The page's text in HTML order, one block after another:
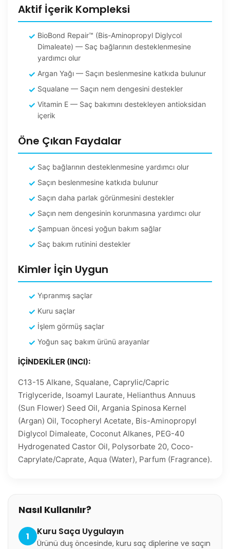
Aktif İçerik Kompleksi
BioBond Repair™ (Bis-Aminopropyl Diglycol
Dimaleate) — Saç bağlarının desteklenmesine
yardımcı olur
Argan Yağı — Saçın beslenmesine katkıda bulunur
Squalane — Saçın nem dengesini destekler
Vitamin E — Saç bakımını destekleyen antioksidan
içerik
Öne Çıkan Faydalar
Saç bağlarının desteklenmesine yardımcı olur
Saçın beslenmesine katkıda bulunur
Saçın daha parlak görünmesini destekler
Saçın nem dengesinin korunmasına yardımcı olur
Şampuan öncesi yoğun bakım sağlar
Saç bakım rutinini destekler
Kimler İçin Uygun
Yıpranmış saçlar
Kuru saçlar
İşlem görmüş saçlar
Yoğun saç bakım ürünü arayanlar
İÇİNDEKİLER (INCI):
C13-15 Alkane, Squalane, Caprylic/Capric
Triglyceride, Isoamyl Laurate, Helianthus Annuus
(Sun Flower) Seed Oil, Argania Spinosa Kernel
(Argan) Oil, Tocopheryl Acetate, Bis-Aminopropyl
Diglycol Dimaleate, Coconut Alkanes, PEG-40
Hydrogenated Castor Oil, Polysorbate 20, Coco-
Caprylate/Caprate, Aqua (Water), Parfum (Fragrance).
Nasıl Kullanılır?
1 Kuru Saça Uygulayın
Ürünü duş öncesinde, kuru saç diplerine ve saçın